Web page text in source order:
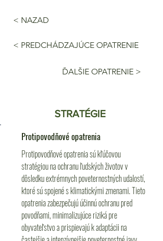
< NAZAD
< PREDCHÁDZAJÚCE OPATRENIE
ĎALŠIE OPATRENIE >
STRATÉGIE
Protipovodňové opatrenia
Protipovodňové opatrenia sú kľúčovou
stratégiou na ochranu ľudských životov v
dôsledku extrémnych poveternostných udalostí,
ktoré sú spojené s klimatickými zmenami. Tieto
opatrenia zabezpečujú účinnú ochranu pred
povodňami, minimalizujúce riziká pre
obyvateľstvo a prispievajú k adaptácii na